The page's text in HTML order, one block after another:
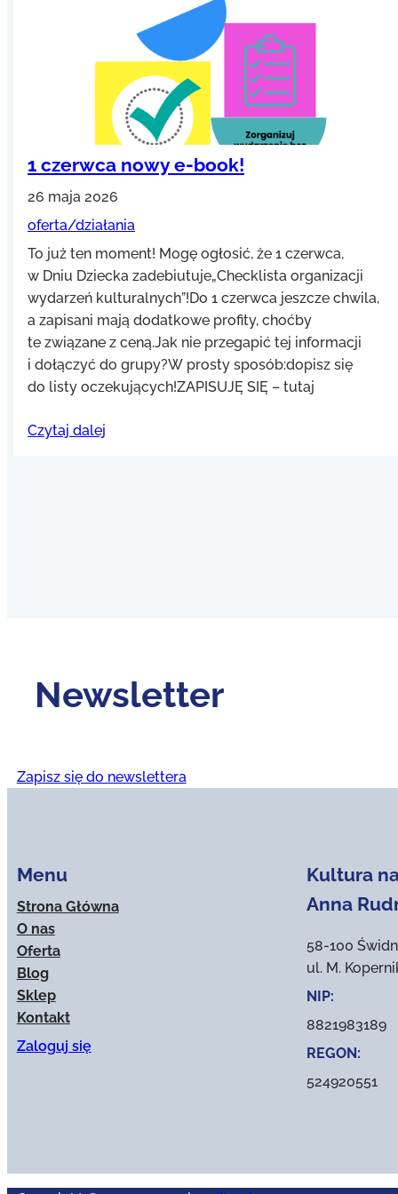
1 czerwca nowy e-book!
26 maja 2026
oferta/działania
To już ten moment! Mogę ogłosić, że 1 czerwca,
w Dniu Dziecka zadebiutuje„Checklista organizacji
wydarzeń kulturalnych”!Do 1 czerwca jeszcze chwila,
a zapisani mają dodatkowe profity, choćby
te związane z ceną.Jak nie przegapić tej informacji
i dołączyć do grupy?W prosty sposób:dopisz się
do listy oczekujących!ZAPISUJĘ SIĘ – tutaj
Newsletter
Strona Główna
O nas
Oferta
Blog
Sklep
Kontakt
Zaloguj się
Anna
ul. M.
NIP:
8821983189
REGON:
524920551
Copyright © 2024 wsparcieadito.pl